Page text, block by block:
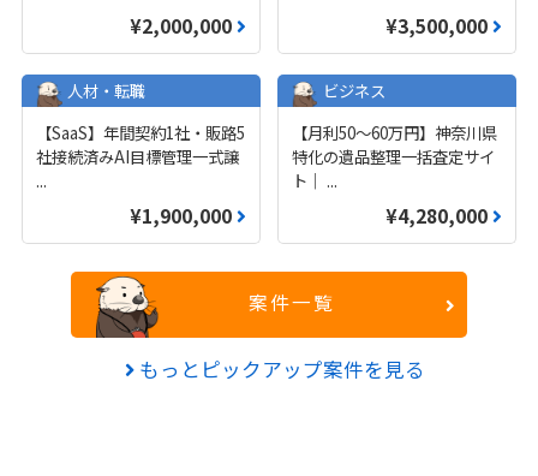
¥2,000,000 ¥3,500,000
人材・転職
【SaaS】年間契約1社・販路5
社接続済みAI目標管理一式譲
...
¥1,900,000
ビジネス
【月利50〜60万円】神奈川県
特化の遺品整理一括査定サイ
ト｜ ...
¥4,280,000
案件一覧
もっとピックアップ案件を見る